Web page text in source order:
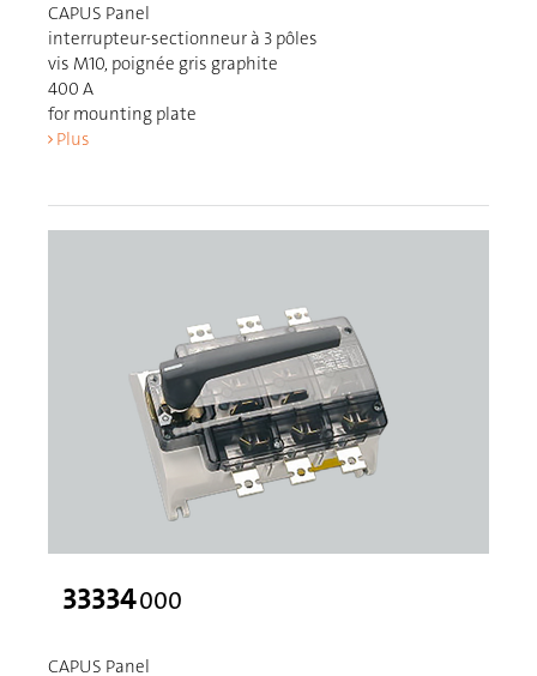
CAPUS Panel
interrupteur-sectionneur à 3 pôles
vis M10, poignée gris graphite
400 A
for mounting plate
Plus
33334000
CAPUS Panel